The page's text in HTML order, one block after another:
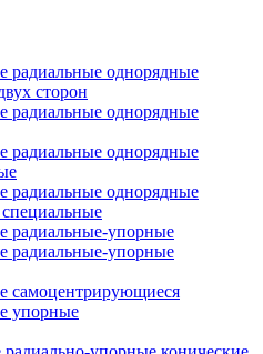
радиальные однорядные
сторон
радиальные однорядные
радиальные однорядные
радиальные однорядные
радиальные-упорные
радиальные-упорные
самоцентрирующиеся
упорные